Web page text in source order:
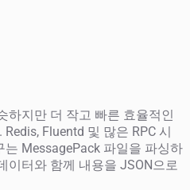
하지만 더 작고 빠른 효율적인
Fluentd 및 많은 RPC 시
MessagePack 파일을 파싱하
이터와 함께 내용을 JSON으로